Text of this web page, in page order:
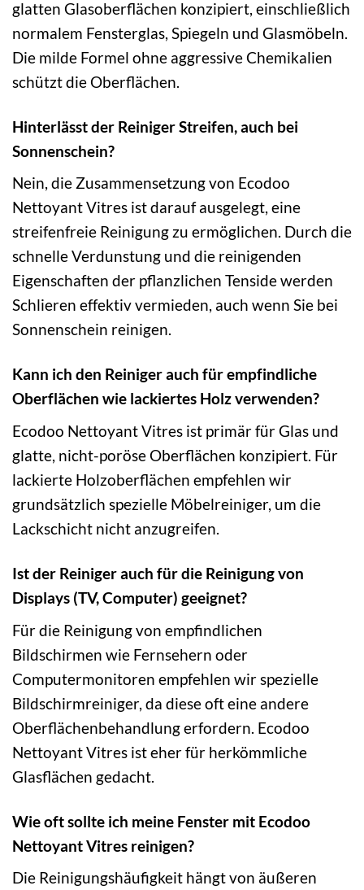
glatten Glasoberflächen konzipiert, einschließlich
normalem Fensterglas, Spiegeln und Glasmöbeln.
Die milde Formel ohne aggressive Chemikalien
schützt die Oberflächen.
Hinterlässt der Reiniger Streifen, auch bei
Sonnenschein?
Nein, die Zusammensetzung von Ecodoo
Nettoyant Vitres ist darauf ausgelegt, eine
streifenfreie Reinigung zu ermöglichen. Durch die
schnelle Verdunstung und die reinigenden
Eigenschaften der pflanzlichen Tenside werden
Schlieren effektiv vermieden, auch wenn Sie bei
Sonnenschein reinigen.
Kann ich den Reiniger auch für empfindliche
Oberflächen wie lackiertes Holz verwenden?
Ecodoo Nettoyant Vitres ist primär für Glas und
glatte, nicht-poröse Oberflächen konzipiert. Für
lackierte Holzoberflächen empfehlen wir
grundsätzlich spezielle Möbelreiniger, um die
Lackschicht nicht anzugreifen.
Ist der Reiniger auch für die Reinigung von
Displays (TV, Computer) geeignet?
Für die Reinigung von empfindlichen
Bildschirmen wie Fernsehern oder
Computermonitoren empfehlen wir spezielle
Bildschirmreiniger, da diese oft eine andere
Oberflächenbehandlung erfordern. Ecodoo
Nettoyant Vitres ist eher für herkömmliche
Glasflächen gedacht.
Wie oft sollte ich meine Fenster mit Ecodoo
Nettoyant Vitres reinigen?
Die Reinigungshäufigkeit hängt von äußeren